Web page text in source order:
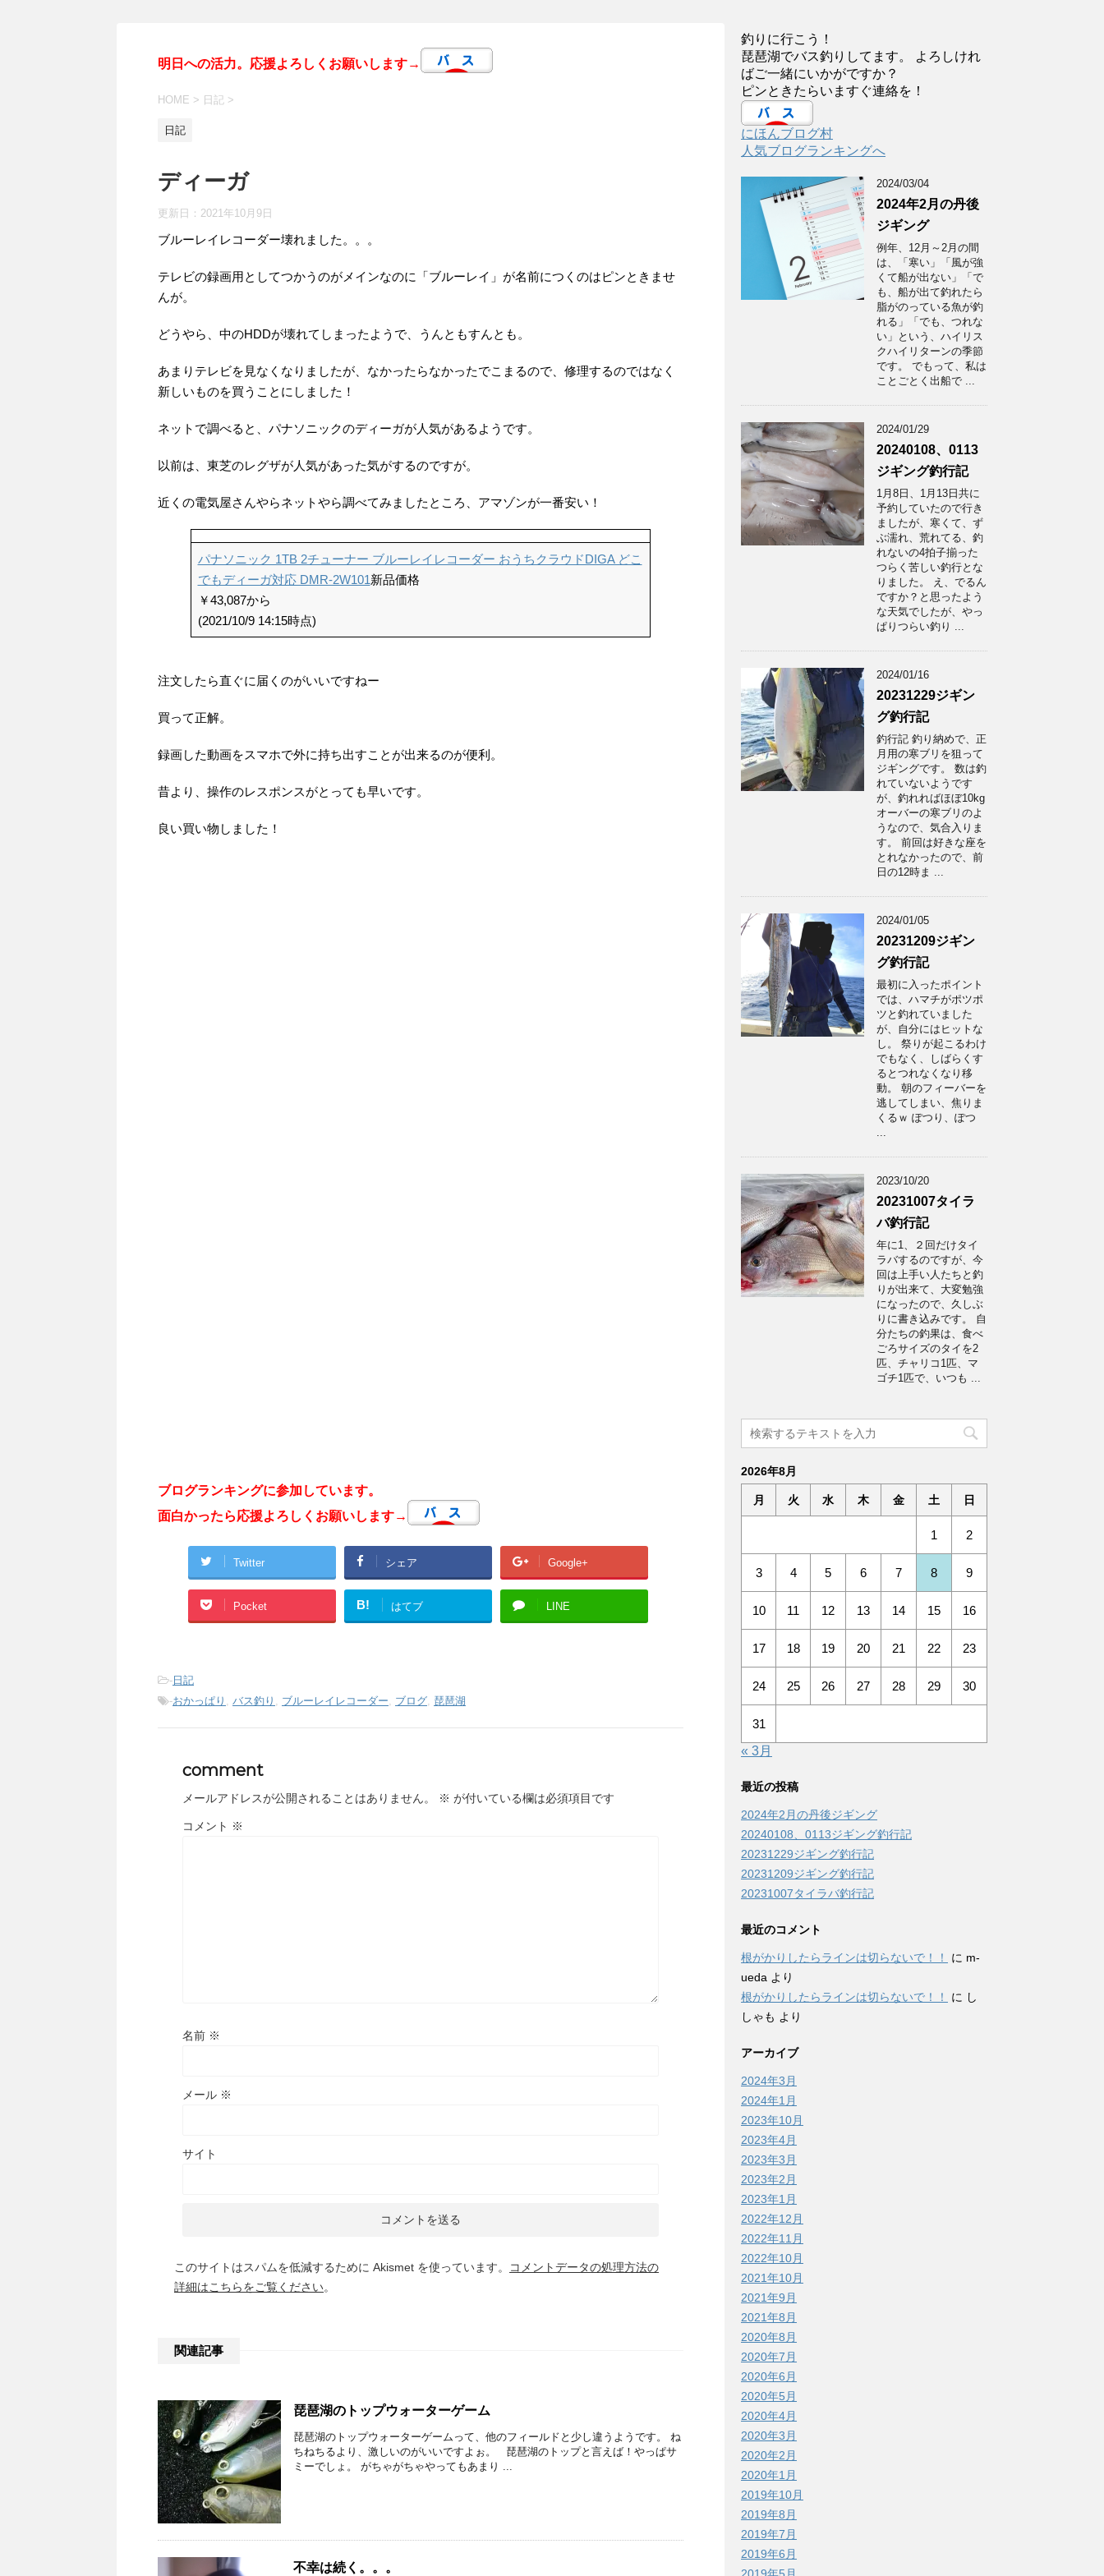
明日への活力。応援よろしくお願いします→
HOME > 日記 >
日記
ディーガ
更新日： 2021年10月9日
ブルーレイレコーダー壊れました。。。
テレビの録画用としてつかうのがメインなのに「ブルーレイ」が名前につくのはピンときませ
んが。
どうやら、中のHDDが壊れてしまったようで、うんともすんとも。
あまりテレビを見なくなりましたが、なかったらなかったでこまるので、修理するのではなく
新しいものを買うことにしました！
ネットで調べると、パナソニックのディーガが人気があるようです。
以前は、東芝のレグザが人気があった気がするのですが。
近くの電気屋さんやらネットやら調べてみましたところ、アマゾンが一番安い！
パナソニック 1TB 2チューナー ブルーレイレコーダー おうちクラウドDIGA どこ
でもディーガ対応 DMR-2W101新品価格
￥43,087から
(2021/10/9 14:15時点)
注文したら直ぐに届くのがいいですねー
買って正解。
録画した動画をスマホで外に持ち出すことが出来るのが便利。
昔より、操作のレスポンスがとっても早いです。
良い買い物しました！
ブログランキングに参加しています。
面白かったら応援よろしくお願いします→
Twitter シェア Google+
Pocket B! はてブ LINE
- 日記
-おかっぱり , バス釣り , ブルーレイレコーダー, ブログ, 琵琶湖
comment
メールアドレスが公開されることはありません。 ※ が付いている欄は必須項目です
コメント ※
名前 ※
メール ※
サイト
このサイトはスパムを低減するために Akismet を使っています。
コメントデータの処理方法の
詳細はこちらをご覧ください。
関連記事
琵琶湖のトップウォーターゲーム
琵琶湖のトップウォーターゲームって、他のフィールドと少し違うようです。 ね
ちねちるより、激しいのがいいですよぉ。 琵琶湖のトップと言えば！やっぱサ
ミーでしょ。 がちゃがちゃやってもあまり ...
不幸は続く。。。
釣りに行こう！
琵琶湖でバス釣りしてます。 よろしけれ
ばご一緒にいかがですか？
ピンときたらいますぐ連絡を！
にほんブログ村
人気ブログランキングへ
2024/03/04
2024年2月の丹後
ジギング
例年、12月～2月の間
は、「寒い」「風が強
くて船が出ない」「で
も、船が出て釣れたら
脂がのっている魚が釣
れる」「でも、つれな
い」という、ハイリス
クハイリターンの季節
です。 でもって、私は
ことごとく出船で ...
2024/01/29
20240108、0113
ジギング釣行記
1月8日、1月13日共に
予約していたので行き
ましたが、寒くて、ず
ぶ濡れ、荒れてる、釣
れないの4拍子揃った
つらく苦しい釣行とな
りました。 え、でるん
ですか？と思ったよう
な天気でしたが、やっ
ぱりつらい釣り ...
2024/01/16
20231229ジギン
グ釣行記
釣行記 釣り納めで、正
月用の寒ブリを狙って
ジギングです。 数は釣
れていないようです
が、釣れればほぼ10kg
オーバーの寒ブリのよ
うなので、気合入りま
す。 前回は好きな座を
とれなかったので、前
日の12時ま ...
2024/01/05
20231209ジギン
グ釣行記
最初に入ったポイント
では、ハマチがポツポ
ツと釣れていました
が、自分にはヒットな
し。 祭りが起こるわけ
でもなく、しばらくす
るとつれなくなり移
動。 朝のフィーバーを
逃してしまい、焦りま
くるｗ ぽつり、ぽつ
...
2023/10/20
20231007タイラ
バ釣行記
年に1、２回だけタイ
ラバするのですが、今
回は上手い人たちと釣
りが出来て、大変勉強
になったので、久しぶ
りに書き込みです。 自
分たちの釣果は、食べ
ごろサイズのタイを2
匹、チャリコ1匹、マ
ゴチ1匹で、いつも ...
2026年8月
月 火 水 木 金 土 日
1 2
3 4 5 6 7 8 9
10 11 12 13 14 15 16
17 18 19 20 21 22 23
24 25 26 27 28 29 30
31
« 3月
最近の投稿
2024年2月の丹後ジギング
20240108、0113ジギング釣行記
20231229ジギング釣行記
20231209ジギング釣行記
20231007タイラバ釣行記
最近のコメント
根がかりしたらラインは切らないで！！ に m-
ueda より
根がかりしたらラインは切らないで！！
に し
しゃも より
アーカイブ
2024年3月
2024年1月
2023年10月
2023年4月
2023年3月
2023年2月
2023年1月
2022年12月
2022年11月
2022年10月
2021年10月
2021年9月
2021年8月
2020年8月
2020年7月
2020年6月
2020年5月
2020年4月
2020年3月
2020年2月
2020年1月
2019年10月
2019年8月
2019年7月
2019年6月